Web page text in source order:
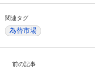
関連タグ
為替市場
前の記事